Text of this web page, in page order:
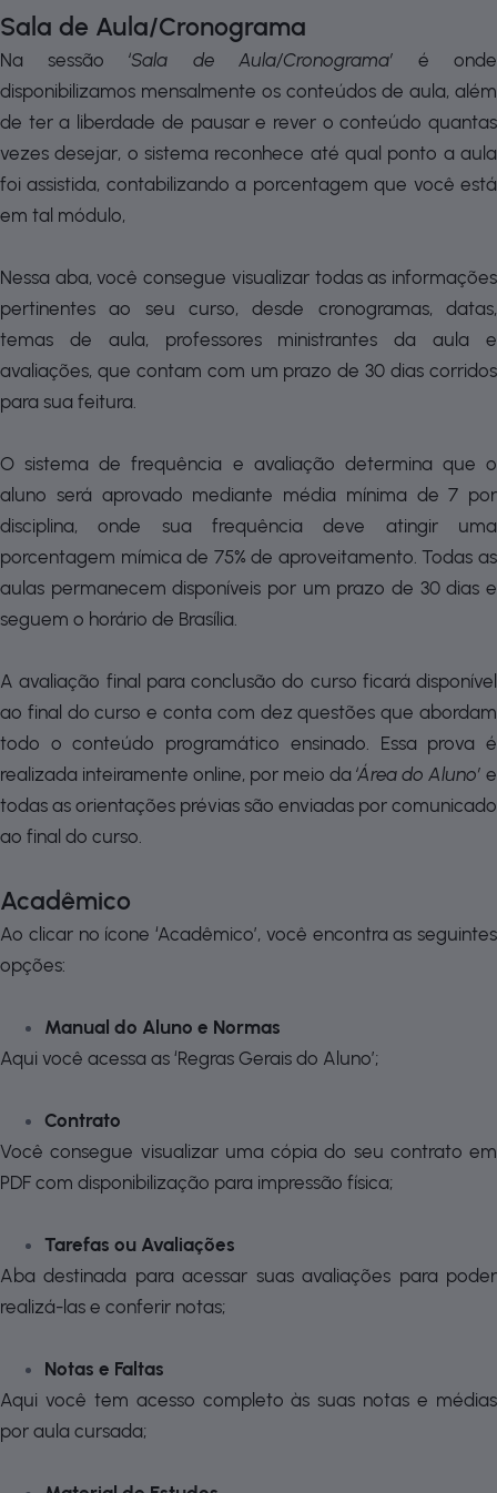
Sala de Aula/Cronograma
Na sessão‘Sala de Aula/Cronograma’ é onde
disponibilizamos mensalmente os conteúdos de aula, além
de ter a liberdade de pausar e rever o conteúdo quantas
vezes desejar, o sistema reconhece até qual ponto a aula
foi assistida, contabilizando a porcentagem que você está
em tal módulo,
Nessa aba, você consegue visualizar todas as informações
pertinentes ao seu curso, desde cronogramas, datas,
temas de aula, professores ministrantes da aula e
avaliações, que contam com um prazo de 30 dias corridos
para sua feitura.
O sistema de frequência e avaliação determina que o
aluno será aprovado mediante média mínima de 7 por
disciplina, onde sua frequência deve atingir uma
porcentagem mímica de 75% de aproveitamento. Todas as
aulas permanecem disponíveis por um prazo de 30 dias e
seguem o horário de Brasília.
A avaliação final para conclusão do curso ficará disponível
ao final do curso e conta com dez questões que abordam
todo o conteúdo programático ensinado. Essa prova é
realizada inteiramente online, por meio da ‘Área do Aluno’ e
todas as orientações prévias são enviadas por comunicado
ao final do curso.
Acadêmico
Ao clicar no ícone ‘Acadêmico’, você encontra as seguintes
opções:
Manual do Aluno e Normas
Aqui você acessa as ‘Regras Gerais do Aluno’;
Contrato
Você consegue visualizar uma cópia do seu contrato em
PDF com disponibilização para impressão física;
Tarefas ou Avaliações
Aba destinada para acessar suas avaliações para poder
realizá-las e conferir notas;
Notas e Faltas
Aqui você tem acesso completo às suas notas e médias
por aula cursada;